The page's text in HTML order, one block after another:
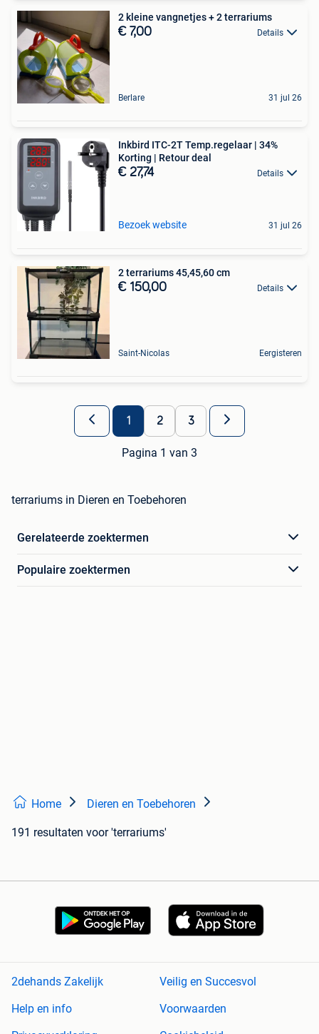
2 kleine vangnetjes + 2 terrariums
€ 7,00 Details
Berlare 31 jul 26
Inkbird ITC-2T Temp.regelaar | 34%
Korting | Retour deal
€ 27,74 Details
Bezoek website 31 jul 26
2 terrariums 45,45,60 cm
€ 150,00 Details
Saint-Nicolas Eergisteren
1 2 3
Pagina 1 van 3
terrariums in Dieren en Toebehoren
Gerelateerde zoektermen
Populaire zoektermen
Home Dieren en Toebehoren
191 resultaten voor 'terrariums'
2dehands Zakelijk
Veilig en Succesvol
Help en info
Voorwaarden